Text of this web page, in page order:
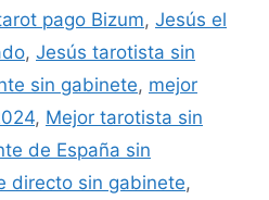
pago Bizum, Jesús el
, Jesús tarotista sin
sin gabinete, mejor
, Mejor tarotista sin
de España sin
directo sin gabinete,